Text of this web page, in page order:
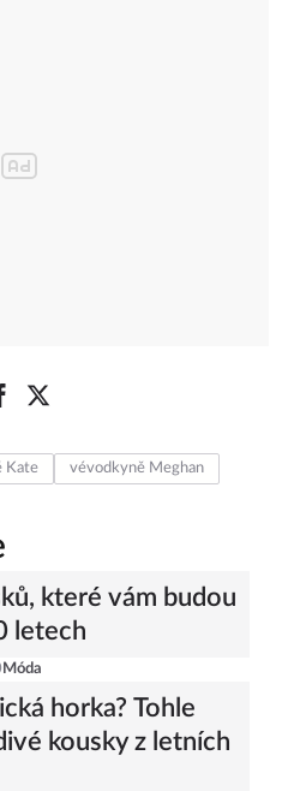
Kate vévodkyně Meghan
které vám budou
letech
Móda
horka? Tohle
kousky z letních